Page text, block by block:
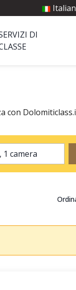
DI
con
2 adulti, 0 bambini, 1 camera